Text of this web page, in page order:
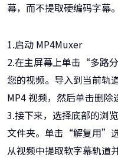
幕，而不提取硬编码字幕
1.启动 MP4Muxer
2.在主屏幕上单击“多路
您的视频。导入到当前轨
MP4 视频，然后单击删
3.接下来，选择底部的浏
文件夹。单击“解复用”
从视频中提取软字幕轨道